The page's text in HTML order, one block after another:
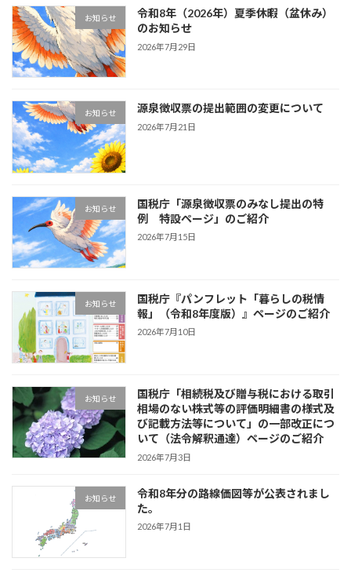
お知らせ
令和8年（2026年）夏季休暇（盆休み）
のお知らせ
2026年7月29日
お知らせ 源泉徴収票の提出範囲の変更について
2026年7月21日
お知らせ
国税庁「源泉徴収票のみなし提出の特
例 特設ページ」のご紹介
2026年7月15日
お知らせ
国税庁『パンフレット「暮らしの税情
報」（令和8年度版）』ページのご紹介
2026年7月10日
お知らせ
国税庁「相続税及び贈与税における取引
相場のない株式等の評価明細書の様式及
び記載方法等について」の一部改正につ
いて（法令解釈通達）ページのご紹介
2026年7月3日
お知らせ
令和8年分の路線価図等が公表されまし
た。
2026年7月1日